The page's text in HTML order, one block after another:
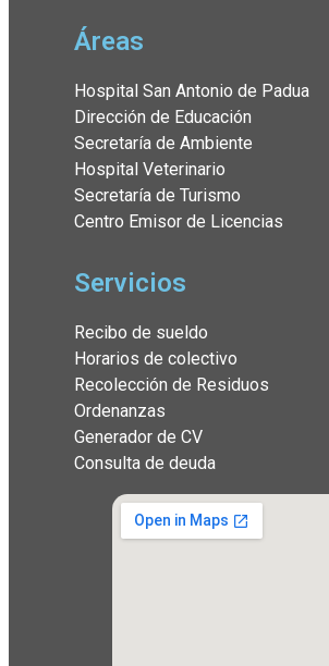
Áreas
Hospital San Antonio de Padua
Dirección de Educación
Secretaría de Ambiente
Hospital Veterinario
Secretaría de Turismo
Centro Emisor de Licencias
Servicios
Recibo de sueldo
Horarios de colectivo
Recolección de Residuos
Ordenanzas
Generador de CV
Consulta de deuda